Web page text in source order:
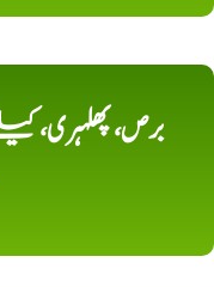
برص، پھلہری،